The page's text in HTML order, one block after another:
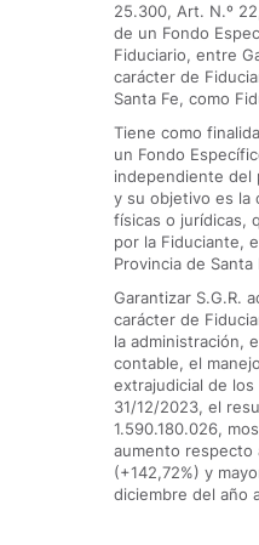
25.300, Art. N.º
de un Fondo
Fiduciario, entre
carácter de
Santa Fe, como
Tiene como
un Fondo
independiente del
y su objetivo es la
físicas o jurídicas,
por la Fiduciante,
Provincia de Santa
Garantizar S.G.R.
carácter de
la administración,
contable, el
extrajudicial de
31/12/2023, el
1.590.180.026,
aumento
(+142,72%) y
diciembre del año